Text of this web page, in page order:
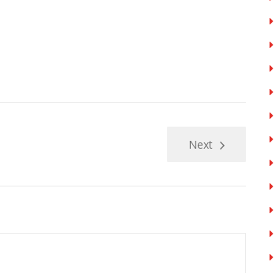
Next